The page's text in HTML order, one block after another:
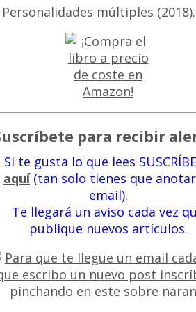
múltiples
para recibir
Si te gusta lo que lees
aquí(tan solo tienes que
email).
Te llegará un aviso cada vez
publique nuevos artículos.